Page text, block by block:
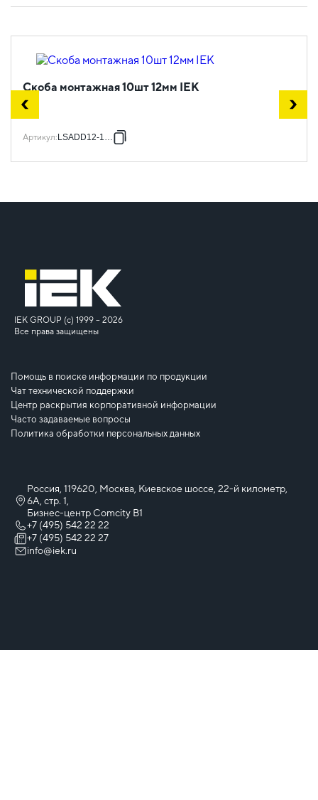
Скоба монтажная 10шт 12мм IEK
Артикул:LSADD12-1-10
IEK GROUP (c) 1999 – 2026
Все права защищены
Помощь в поиске информации по продукции
Чат технической поддержки
Центр раскрытия корпоративной информации
Часто задаваемые вопросы
Политика обработки персональных данных
Россия, 119620, Москва, Киевское шоссе, 22-й километр,
6А, стр. 1,
Бизнес-центр Comcity B1
+7 (495) 542 22 22
+7 (495) 542 22 27
info@iek.ru